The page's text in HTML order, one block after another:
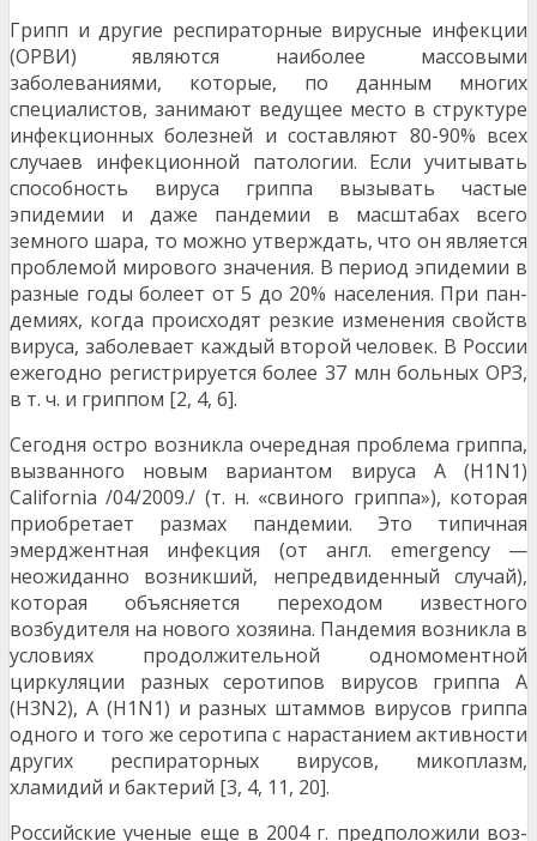
Грипп и другие респираторные вирусные инфекции
(ОРВИ) являются наиболее массовыми
заболеваниями, которые, по данным многих
специалистов, занимают ведущее место в структуре
инфекционных болезней и составляют 80-90% всех
случаев инфекционной патоло­гии. Если учитывать
способность вируса гриппа вызы­вать частые
эпидемии и даже пандемии в масштабах всего
земного шара, то можно утверждать, что он явля­ется
проблемой мирового значения. В период эпидемии в
разные годы болеет от 5 до 20% населения. При пан­
демиях, когда происходят резкие изменения свойств
вируса, заболевает каждый второй человек. В России
ежегодно регистрируется более 37 млн больных ОРЗ,
в т. ч. и гриппом [2, 4, 6].
Сегодня остро возникла очередная проблема гриппа,
вызванного новым вариантом вируса А (H1N1)
California /04/2009./ (т. н. «свиного гриппа»), которая
приобретает размах пандемии. Это типичная
эмерджентная инфекция (от англ. emergency —
неожиданно возникший, непредви­денный случай),
которая объясняется переходом извест­ного
возбудителя на нового хозяина. Пандемия возникла в
условиях продолжительной одномоментной
циркуля­ции разных серотипов вирусов гриппа A
(H3N2), A (H1N1) и разных штаммов вирусов гриппа
одного и того же серо­типа с нарастанием активности
других респираторных вирусов, микоплазм,
хламидий и бактерий [3, 4, 11, 20].
Российские ученые еще в 2004 г. предположили воз­